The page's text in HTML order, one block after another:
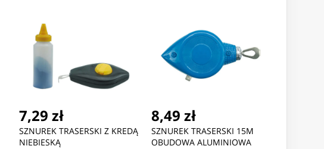
7,29 zł
SZNUREK TRASERSKI Z KREDĄ
NIEBIESKĄ
8,49 zł
SZNUREK TRASERSKI 15M
OBUDOWA ALUMINIOWA